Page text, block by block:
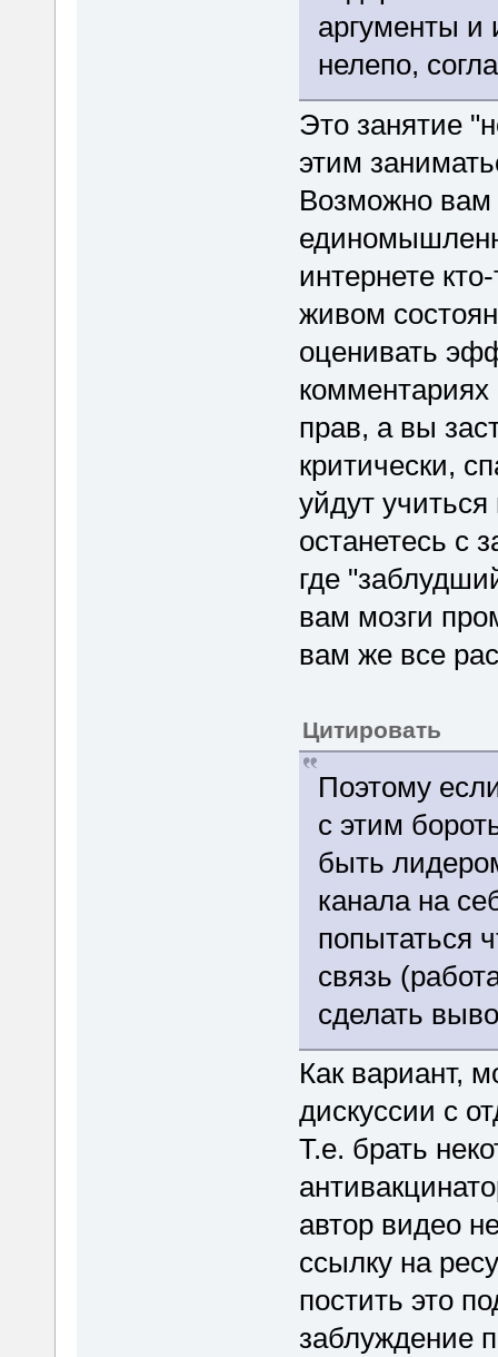
аргументы и
нелепо,
Это занятие
этим
Возможно вам
интернете
живом
оценивать
комментариях
прав, а вы
критически,
уйдут
останетесь с
где
вам мозги
вам же все
Цитировать
Поэтому
с этим
быть
канала на
попытаться
связь
сделать
Как вариант,
дискуссии с
Т.е. брать
автор видео
ссылку на
постить это
заблуждение